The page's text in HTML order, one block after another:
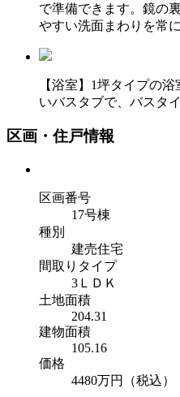
で準備できます。鏡の
やすい洗面まわりを常
【浴室】1坪タイプの
いバスタブで、バスタ
区画・住戸情報
区画番号
17号棟
種別
建売住宅
間取りタイプ
3ＬＤＫ
土地面積
204.31
建物面積
105.16
価格
4480万円 （税込）